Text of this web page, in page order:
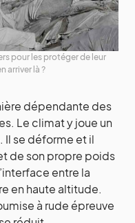
pour les protéger de leur
arriver là ?
dépendante des
Le climat y joue un
Il se déforme et il
de son propre poids
entre la
en haute altitude.
à rude épreuve